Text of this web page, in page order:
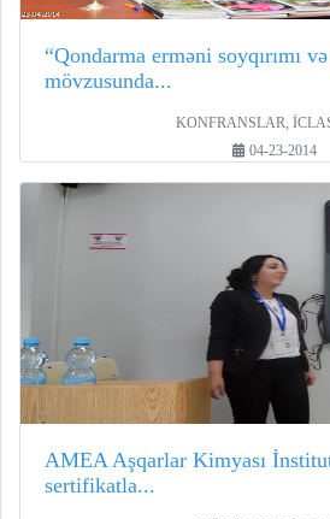
“Qondarma erməni soyqırımı
mövzusunda...
KONFRANSLAR,
04-23-2014
AMEA Aşqarlar Kimyası
sertifikatla...